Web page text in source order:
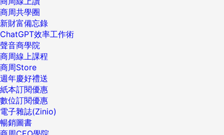
商周共學圈
新財富備忘錄
ChatGPT效率工作術
聲音商學院
商周線上課程
商周Store
週年慶好禮送
紙本訂閱優惠
數位訂閱優惠
電子雜誌(Zinio)
暢銷圖書